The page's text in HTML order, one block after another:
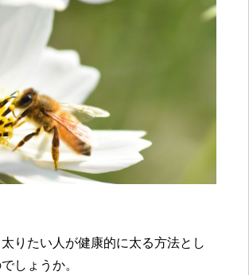
りたい人が健康的に太る方法とし
しょうか。